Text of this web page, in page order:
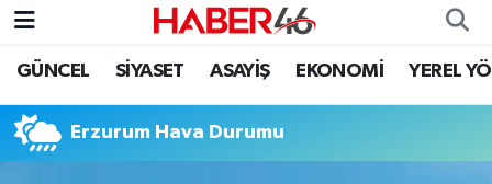
GÜNCEL SİYASET ASAYİŞ EKONOMİ YEREL
Erzurum Hava Durumu
GÜNCEL
SİYASET
Nöbetçi Eczaneler
Hava Durumu